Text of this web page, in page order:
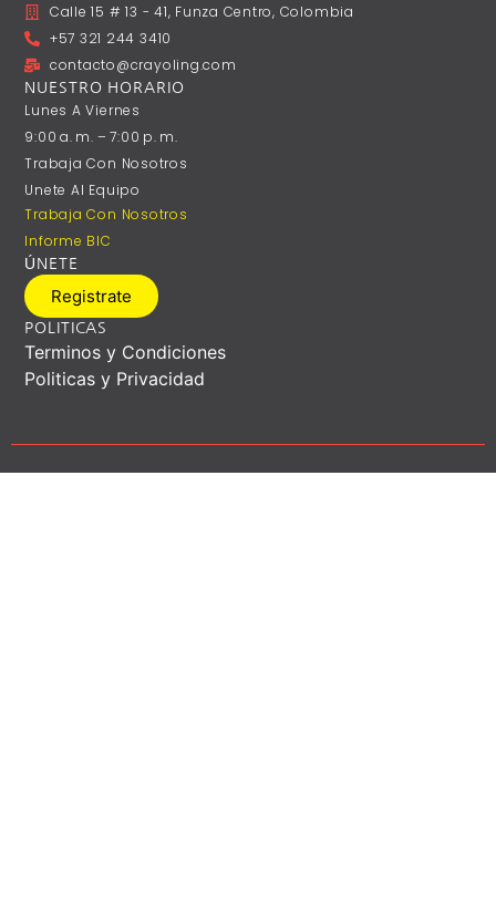
Calle 15 # 13 - 41, Funza Centro, Colombia
+57 321 244 3410
contacto@crayoling.com
NUESTRO HORARIO
Lunes A ‎Viernes
9:00 A. M. – 7:00 P. M.
Trabaja Con Nosotros
Unete Al Equipo
Trabaja Con Nosotros
Informe BIC
ÚNETE
Registrate
POLITICAS
Terminos y Condiciones
Politicas y Privacidad